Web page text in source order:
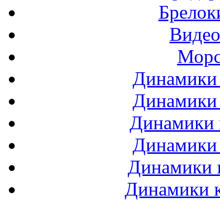
Динамики
Динамики
Динамики
Динамики
Динамики
Динамики